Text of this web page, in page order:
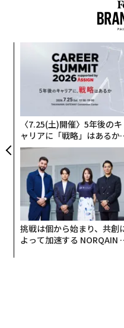
容器に入った砂糖まみれ
も最悪と言っていい売り
るのに、飲料コーナーだ
うに感じられた」と彼女
〈7.25(土)開催〉5年後のキ
ャリアに「戦略」はあるか
トップエグゼクティブのキ
リアに触れる1日│CAREER S
UMMIT 2026
挑戦は個から始まり、共創
よって加速する NORQAIN